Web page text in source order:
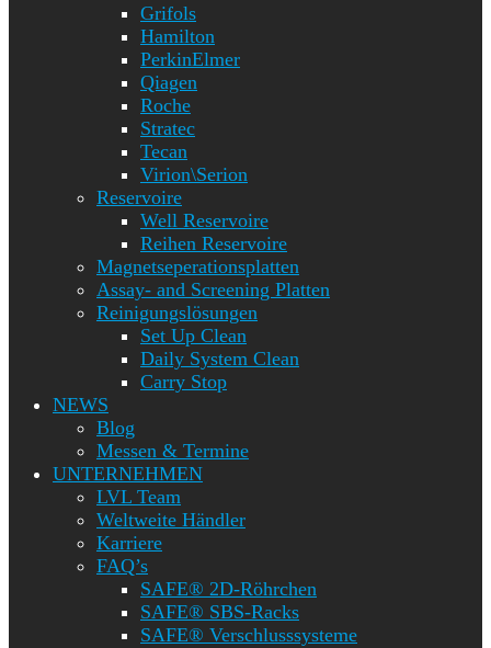
Grifols
Hamilton
PerkinElmer
Qiagen
Roche
Stratec
Tecan
Virion\Serion
Reservoire
Well Reservoire
Reihen Reservoire
Magnetseperationsplatten
Assay- and Screening Platten
Reinigungslösungen
Set Up Clean
Daily System Clean
Carry Stop
NEWS
Blog
Messen & Termine
UNTERNEHMEN
LVL Team
Weltweite Händler
Karriere
FAQ’s
SAFE® 2D-Röhrchen
SAFE® SBS-Racks
SAFE® Verschlusssysteme